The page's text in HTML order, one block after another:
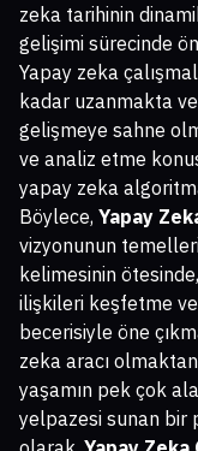
zeka tarihinin
gelişimi sürecinde
Yapay zeka
kadar uzanmakta
gelişmeye sahne
ve analiz etme
yapay zeka
Böylece, Yapay
vizyonunun
kelimesinin
ilişkileri keşfetme
becerisiyle öne
zeka aracı
yaşamın pek çok
yelpazesi sunan bir